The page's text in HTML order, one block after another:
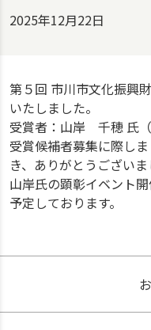
2025年12月22日
第５回 市川市文化振興
いたしました。
受賞者：山岸 千穂 氏（
受賞候補者募集に際し
き、ありがとうございま
山岸氏の顕彰イベント
予定しております。